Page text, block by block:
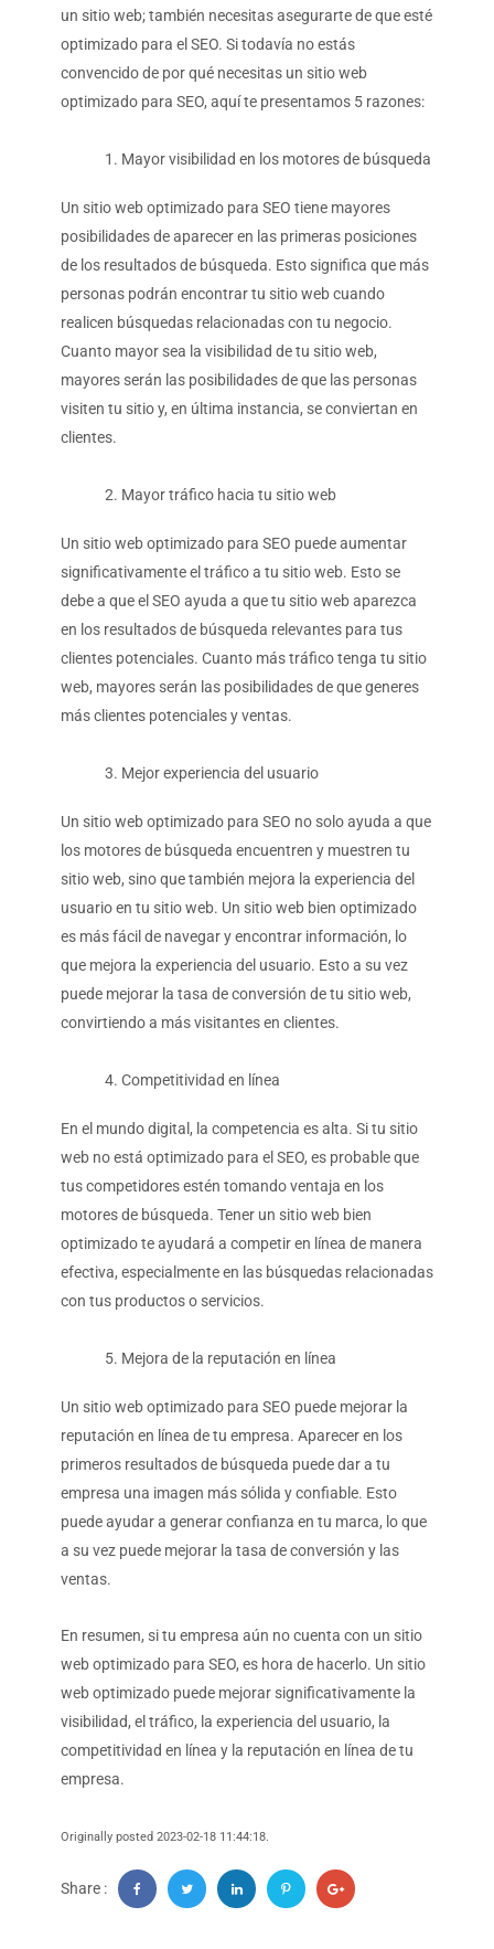
un sitio web; también necesitas asegurarte de que esté
optimizado para el SEO. Si todavía no estás
convencido de por qué necesitas un sitio web
optimizado para SEO, aquí te presentamos 5 razones:
Mayor visibilidad en los motores de búsqueda
Un sitio web optimizado para SEO tiene mayores
posibilidades de aparecer en las primeras posiciones
de los resultados de búsqueda. Esto significa que más
personas podrán encontrar tu sitio web cuando
realicen búsquedas relacionadas con tu negocio.
Cuanto mayor sea la visibilidad de tu sitio web,
mayores serán las posibilidades de que las personas
visiten tu sitio y, en última instancia, se conviertan en
clientes.
Mayor tráfico hacia tu sitio web
Un sitio web optimizado para SEO puede aumentar
significativamente el tráfico a tu sitio web. Esto se
debe a que el SEO ayuda a que tu sitio web aparezca
en los resultados de búsqueda relevantes para tus
clientes potenciales. Cuanto más tráfico tenga tu sitio
web, mayores serán las posibilidades de que generes
más clientes potenciales y ventas.
Mejor experiencia del usuario
Un sitio web optimizado para SEO no solo ayuda a que
los motores de búsqueda encuentren y muestren tu
sitio web, sino que también mejora la experiencia del
usuario en tu sitio web. Un sitio web bien optimizado
es más fácil de navegar y encontrar información, lo
que mejora la experiencia del usuario. Esto a su vez
puede mejorar la tasa de conversión de tu sitio web,
convirtiendo a más visitantes en clientes.
Competitividad en línea
En el mundo digital, la competencia es alta. Si tu sitio
web no está optimizado para el SEO, es probable que
tus competidores estén tomando ventaja en los
motores de búsqueda. Tener un sitio web bien
optimizado te ayudará a competir en línea de manera
efectiva, especialmente en las búsquedas relacionadas
con tus productos o servicios.
Mejora de la reputación en línea
Un sitio web optimizado para SEO puede mejorar la
reputación en línea de tu empresa. Aparecer en los
primeros resultados de búsqueda puede dar a tu
empresa una imagen más sólida y confiable. Esto
puede ayudar a generar confianza en tu marca, lo que
a su vez puede mejorar la tasa de conversión y las
ventas.
En resumen, si tu empresa aún no cuenta con un sitio
web optimizado para SEO, es hora de hacerlo. Un sitio
web optimizado puede mejorar significativamente la
visibilidad, el tráfico, la experiencia del usuario, la
competitividad en línea y la reputación en línea de tu
empresa.
Originally posted 2023-02-18 11:44:18.
Share :